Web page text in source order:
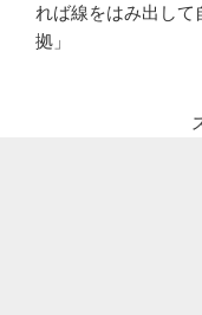
れば線をはみ出し
拠」